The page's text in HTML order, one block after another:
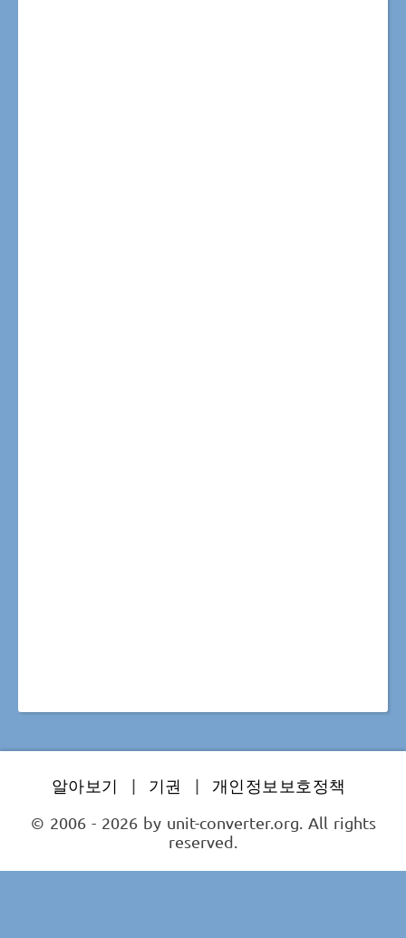
알아보기 | 기권 |
개인정보보호정책
© 2006 - 2026 by unit-converter.org. All rights
reserved.